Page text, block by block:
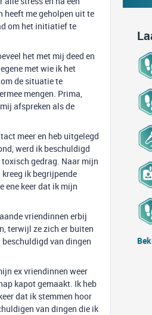
heeft me geholpen uit te
om het initiatief te
het met mij deed en
met wie ik het
de situatie te
mengen. Prima,
afspreken als de
meer en heb uitgelegd
werd ik beschuldigd
gedrag. Naar mijn
ik begrijpende
ene keer dat ik mijn
vriendinnen erbij
terwijl ze zich er buiten
van dingen
ex vriendinnen weer
kapot gemaakt. Ik heb
dat ik stemmen hoor
van dingen die ik